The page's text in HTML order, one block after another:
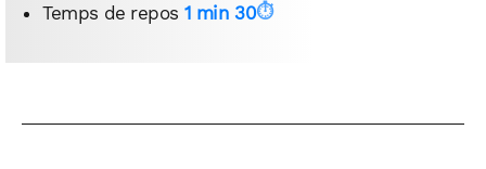
Temps de repos 1 min 30